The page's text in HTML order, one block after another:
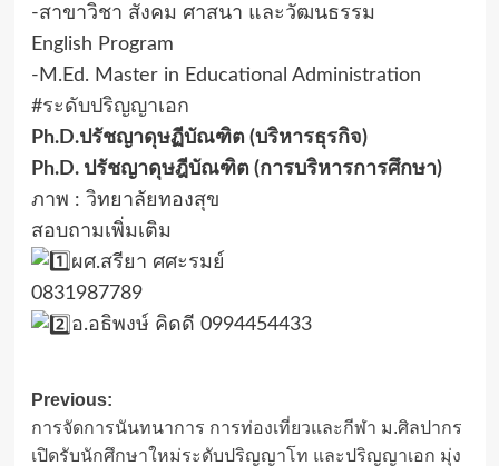
-สาขาวิชา สังคม ศาสนา และวัฒนธรรม
English Program
-M.Ed. Master in Educational Administration
#ระดับปริญญาเอก
Ph.D.ปรัชญาดุษฏีบัณฑิต (บริหารธุรกิจ)
Ph.D. ปรัชญาดุษฎีบัณฑิต (การบริหารการศึกษา)
ภาพ : วิทยาลัยทองสุข
สอบถามเพิ่มเติม
ผศ.สรียา ศศะรมย์
0831987789
อ.อธิพงษ์ คิดดี 0994454433
Post
navigation
Previous:
การจัดการนันทนาการ การท่องเที่ยวและกีฬา ม.ศิลปากร
เปิดรับนักศึกษาใหม่ระดับปริญญาโท และปริญญาเอก มุ่ง